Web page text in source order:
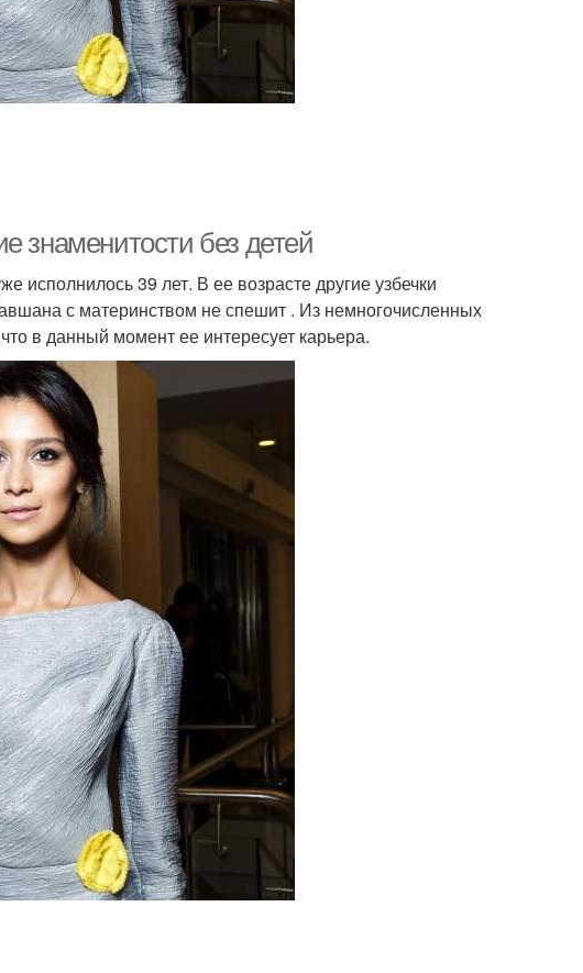
знаменитости без детей
исполнилось 39 лет. В ее возрасте другие узбечки
с материнством не спешит . Из немногочисленных
в данный момент ее интересует карьера.